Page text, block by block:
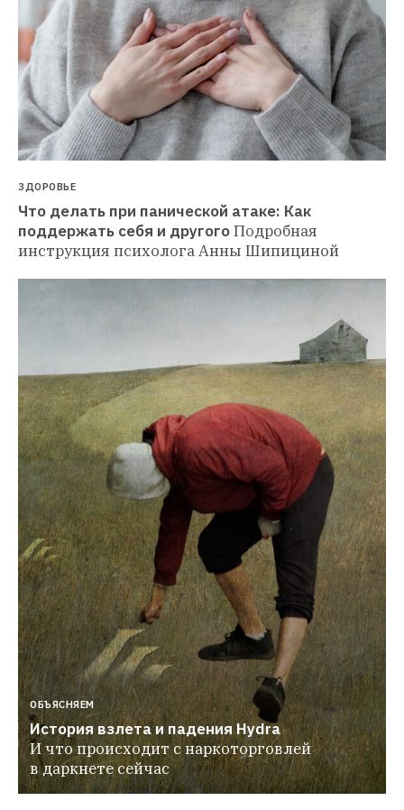
ЗДОРОВЬЕ
Что делать при панической атаке: Как
поддержать себя и другогоПодробная
инструкция психолога Анны Шипициной
ОБЪЯСНЯЕМ
История взлета и падения Hydra
И что происходит с наркоторговлей
в даркнете сейчас